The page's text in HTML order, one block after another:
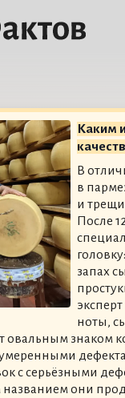
Каким
В
в
и
После
запах
ноты,
овальным знаком
умеренными
с серьёзными
они